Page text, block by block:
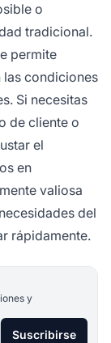
o
tradicional.
permite
las condiciones
Si necesitas
de cliente o
el
en
valiosa
del
rápidamente.
y
Suscribirse